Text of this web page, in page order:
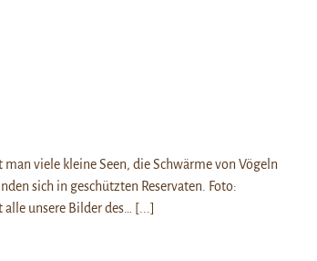
man viele kleine Seen, die Schwärme von Vögeln
sich in geschützten Reservaten. Foto:
unsere Bilder des…
[...]